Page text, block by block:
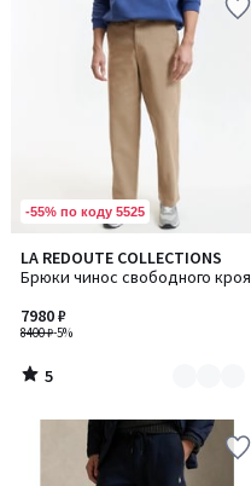
-55% по коду 5525
LA REDOUTE COLLECTIONS
Брюки чинос свободного кроя
8400 ₽-5%
7980 ₽
5
/
Количество
цветов:
2
5
/